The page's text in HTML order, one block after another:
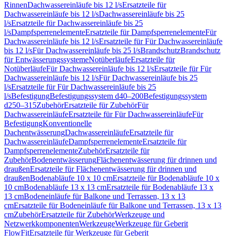
RinnenDachwassereinläufe bis 12 l/sErsatzteile für
Dachwassereinläufe bis 12 l/sDachwassereinläufe bis 25
l/sErsatzteile für Dachwassereinläufe bis 25
l/sDampfsperrenelementeErsatzteile für DampfsperrenelementeFür
Dachwassereinläufe bis 12 l/sErsatzteile für Für Dachwassereinläufe
bis 12 l/sFür Dachwassereinläufe bis 25 l/sBrandschutzBrandschutz
für EntwässerungssystemeNotüberläufeErsatzteile für
NotüberläufeFür Dachwassereinläufe bis 12 l/sErsatzteile für Für
Dachwassereinläufe bis 12 l/sFür Dachwassereinläufe bis 25
l/sErsatzteile für Für Dachwassereinläufe bis 25
l/sBefestigungBefestigungssystem d40–200Befestigungssystem
d250–315ZubehörErsatzteile für ZubehörFür
DachwassereinläufeErsatzteile für Für DachwassereinläufeFür
BefestigungKonventionelle
DachentwässerungDachwassereinläufeErsatzteile für
DachwassereinläufeDampfsperrenelementeErsatzteile für
DampfsperrenelementeZubehörErsatzteile für
ZubehörBodenentwässerungFlächenentwässerung für drinnen und
draußenErsatzteile für Flächenentwässerung für drinnen und
draußenBodenabläufe 10 x 10 cmErsatzteile für Bodenabläufe 10 x
10 cmBodenabläufe 13 x 13 cmErsatzteile für Bodenabläufe 13 x
13 cmBodeneinläufe für Balkone und Terrassen, 13 x 13
cmErsatzteile für Bodeneinläufe für Balkone und Terrassen, 13 x 13
cmZubehörErsatzteile für ZubehörWerkzeuge und
NetzwerkkomponentenWerkzeugeWerkzeuge für Geberit
FlowFitErsatzteile für Werkzeuge für Geberit